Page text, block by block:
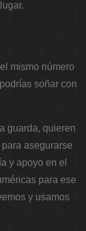
mismo número
soñar con
guarda, quieren
asegurarse
y apoyo en el
para ese
y usamos